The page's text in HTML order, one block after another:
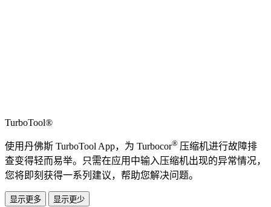
TurboTool®
使用丹佛斯 TurboTool App，为 Turbocor® 压缩机进行故障排
查变得轻而易举。只需在应用中输入压缩机出现的异常情况，
您将即刻获得一系列建议，帮助您解决问题。
显示更多 显示更少